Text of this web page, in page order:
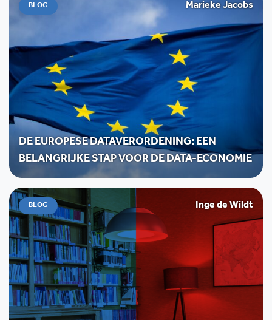
BLOG Marieke Jacobs
DE EUROPESE DATAVERORDENING: EEN
BELANGRIJKE STAP VOOR DE DATA-ECONOMIE
BLOG Inge de Wildt